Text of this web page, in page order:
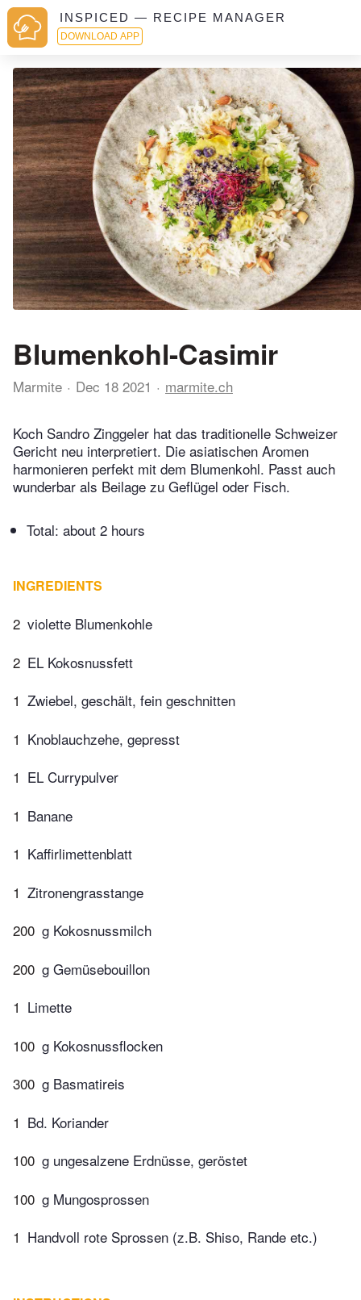
INSPICED — RECIPE MANAGER
DOWNLOAD APP
Blumenkohl-Casimir
Marmite Dec 18 2021 marmite.ch
Koch Sandro Zinggeler hat das traditionelle Schweizer
Gericht neu interpretiert. Die asiatischen Aromen
harmonieren perfekt mit dem Blumenkohl. Passt auch
wunderbar als Beilage zu Geflügel oder Fisch.
Total: about 2 hours
INGREDIENTS
2 violette Blumenkohle
2 EL Kokosnussfett
1 Zwiebel, geschält, fein geschnitten
1 Knoblauchzehe, gepresst
1 EL Currypulver
1 Banane
1 Kaffirlimettenblatt
1 Zitronengrasstange
200 g Kokosnussmilch
200 g Gemüsebouillon
1 Limette
100 g Kokosnussflocken
300 g Basmatireis
1 Bd. Koriander
100 g ungesalzene Erdnüsse, geröstet
100 g Mungosprossen
1 Handvoll rote Sprossen (z.B. Shiso, Rande etc.)